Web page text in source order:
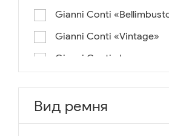
Gianni Conti
Gianni Conti «Vintage»
Gianni Conti «Lusso e un
pochino di colore»
Gianni Conti «Antico»
Miguel Bellido
Вид ремня